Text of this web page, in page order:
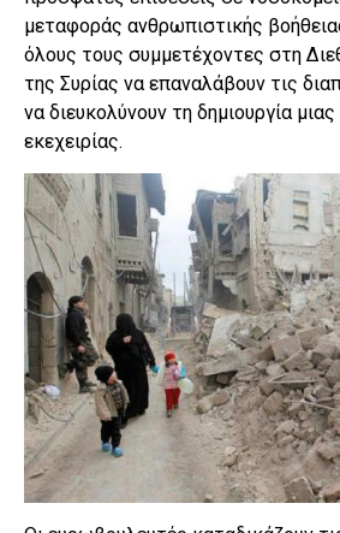
μεταφοράς ανθρωπιστικής
όλους τους συμμετέχοντες στη
της Συρίας να επαναλάβουν τις
να διευκολύνουν τη δημιουργία
εκεχειρίας.